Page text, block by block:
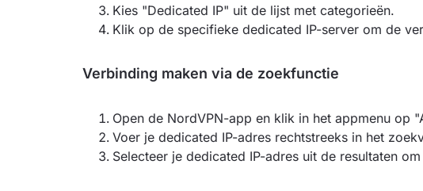
Kies "Dedicated IP" uit de lijst met categorieën.
Klik op de specifieke dedicated IP-server om de
Verbinding maken via de zoekfunctie
Open de NordVPN-app en klik in het appmenu op
Voer je dedicated IP-adres rechtstreeks in het
Selecteer je dedicated IP-adres uit de resultaten